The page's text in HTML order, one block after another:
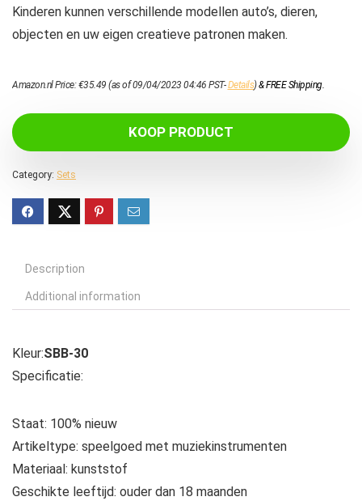
Kinderen kunnen verschillende modellen auto’s, dieren,
objecten en uw eigen creatieve patronen maken.
Amazon.nl Price:€35.49 (as of 09/04/2023 04:46 PST-Details)&FREE Shipping.
KOOP PRODUCT
Category: Sets
Description
Additional information
Kleur:SBB-30
Specificatie:
Staat: 100% nieuw
Artikeltype: speelgoed met muziekinstrumenten
Materiaal: kunststof
Geschikte leeftijd: ouder dan 18 maanden